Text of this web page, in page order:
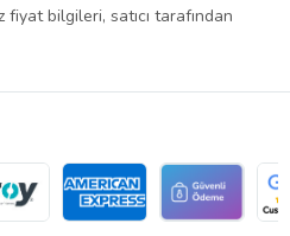
bilgileri, satıcı tarafından